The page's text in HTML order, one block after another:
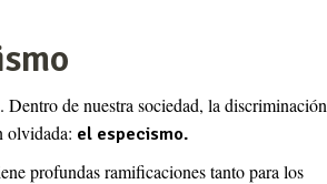
. Dentro de nuestra sociedad, la discriminación
olvidada: el especismo.
profundas ramificaciones tanto para los